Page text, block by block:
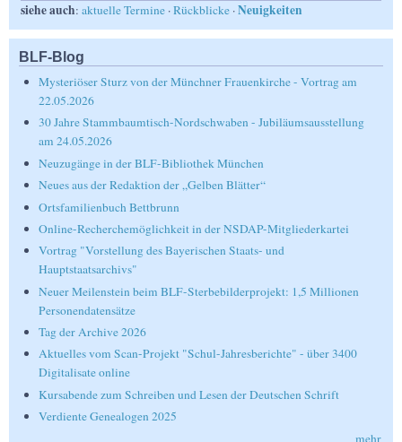
siehe auch: aktuelle Termine ·Rückblicke ·Neuigkeiten
BLF-Blog
Mysteriöser Sturz von der Münchner Frauenkirche - Vortrag am
22.05.2026
30 Jahre Stammbaumtisch-Nordschwaben - Jubiläumsausstellung
am 24.05.2026
Neuzugänge in der BLF-Bibliothek München
Neues aus der Redaktion der „Gelben Blätter“
Ortsfamilienbuch Bettbrunn
Online-Recherchemöglichkeit in der NSDAP-Mitgliederkartei
Vortrag "Vorstellung des Bayerischen Staats- und
Hauptstaatsarchivs"
Neuer Meilenstein beim BLF-Sterbebilderprojekt: 1,5 Millionen
Personendatensätze
Tag der Archive 2026
Aktuelles vom Scan-Projekt "Schul-Jahresberichte" - über 3400
Digitalisate online
Kursabende zum Schreiben und Lesen der Deutschen Schrift
Verdiente Genealogen 2025
mehr